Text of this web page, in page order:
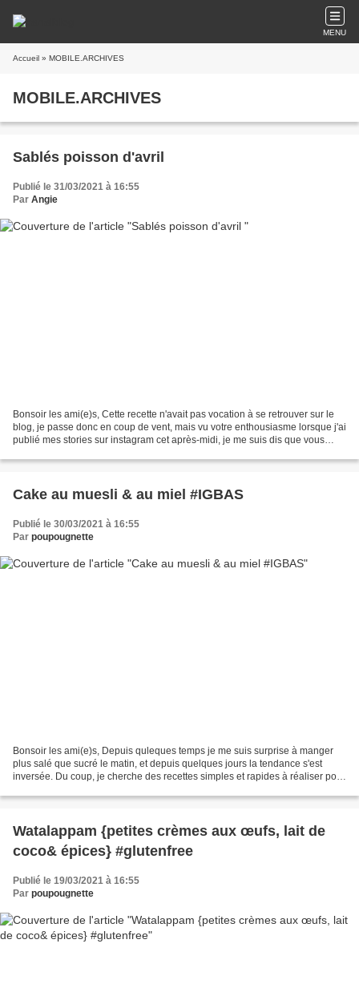
MENU
Accueil » MOBILE.ARCHIVES
MOBILE.ARCHIVES
Sablés poisson d'avril
Publié le 31/03/2021 à 16:55
Par Angie
Bonsoir les ami(e)s, Cette recette n'avait pas vocation à se retrouver sur le
blog, je passe donc en coup de vent, mais vu votre enthousiasme lorsque j'ai
publié mes stories sur instagram cet après-midi, je me suis dis que vous
Cake au muesli & au miel #IGBAS
Publié le 30/03/2021 à 16:55
Par poupougnette
Bonsoir les ami(e)s, Depuis quleques temps je me suis surprise à manger
plus salé que sucré le matin, et depuis quelques jours la tendance s'est
inversée. Du coup, je cherche des recettes simples et rapides à réaliser pour
Watalappam {petites crèmes aux œufs, lait de
coco& épices} #glutenfree
Publié le 19/03/2021 à 16:55
Par poupougnette